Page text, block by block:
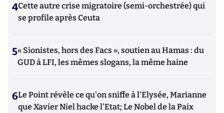
4Cette autre crise migratoire (semi-orchestrée) qui
se profile après Ceuta
5« Sionistes, hors des Facs », soutien au Hamas : du
GUD à LFI, les mêmes slogans, la même haine
6Le Point révèle ce qu'on sniffe à l'Elysée, Marianne
que Xavier Niel hacke l'Etat; Le Nobel de la Paix